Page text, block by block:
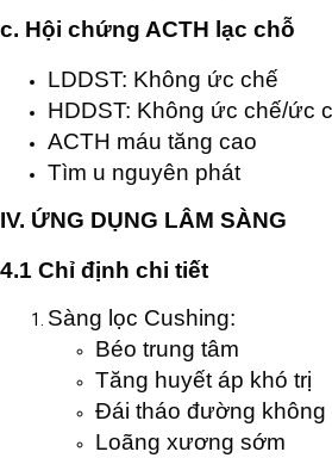
c. Hội chứng ACTH lạc chỗ
LDDST: Không ức chế
HDDST: Không ức chế/ức
ACTH máu tăng cao
Tìm u nguyên phát
IV. ỨNG DỤNG LÂM SÀNG
4.1 Chỉ định chi tiết
Sàng lọc Cushing:
Béo trung tâm
Tăng huyết áp khó trị
Đái tháo đường không
Loãng xương sớm